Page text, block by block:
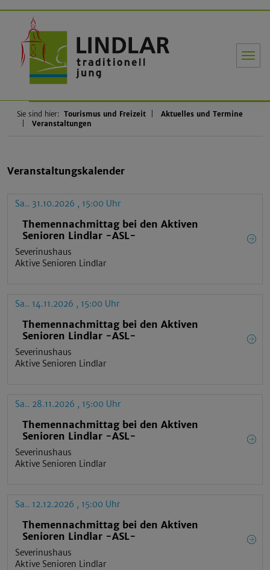
Sie sind hier: Tourismus und Freizeit
Aktuelles und Termine
Veranstaltungen
Veranstaltungskalender
Sa.. 31.10.2026 , 15:00 Uhr
Themennachmittag bei den Aktiven
Senioren Lindlar -ASL-
Severinushaus
Aktive Senioren Lindlar
Sa.. 14.11.2026 , 15:00 Uhr
Themennachmittag bei den Aktiven
Senioren Lindlar -ASL-
Severinushaus
Aktive Senioren Lindlar
Sa.. 28.11.2026 , 15:00 Uhr
Themennachmittag bei den Aktiven
Senioren Lindlar -ASL-
Severinushaus
Aktive Senioren Lindlar
Sa.. 12.12.2026 , 15:00 Uhr
Themennachmittag bei den Aktiven
Senioren Lindlar -ASL-
Severinushaus
Aktive Senioren Lindlar